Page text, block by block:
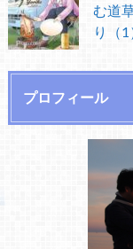
む道
り（1
プロフィール